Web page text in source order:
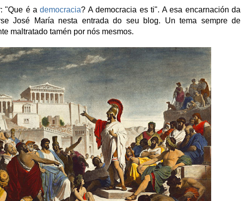
"Que é ademocracia? A democracia es ti". A esa encarnación da
José María nesta entrada do seu blog. Un tema sempre de
maltratado tamén por nós mesmos.